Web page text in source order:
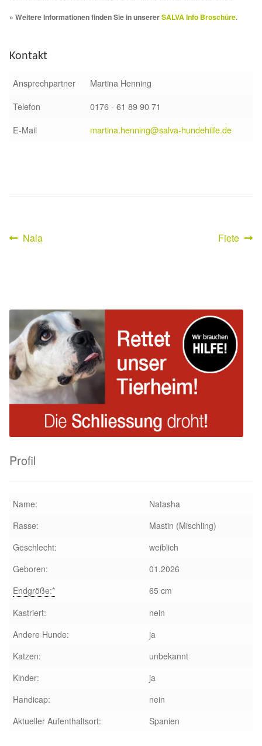
Notnasen mit Handicap
Wichtige Gedanken vor der Adoption
Sicherheitsgeschirr
Mittelmeerkrankheiten
Zwingerhusten
Glückliche Fellnasen
Happy End Stories
Regenbogenbrücke
Unsere Partnertierheime
Partnertierheim La Linea in Spanien
Aktion „Hilfe La Linea“
Updates „Hilfe La Linea“
Partnertierheim in Polen
» Weitere Informationen finden Sie in unsererSALVA Info Broschüre.
Kontakt
Ansprechpartner
Martina Henning
Telefon
0176 - 61 89 90 71
E-Mail
martina.henning@salva-hundehilfe.de
Beitragsnavigation
Vorheriger
Nala
Nächster
Fiete
Profil
Name:
Natasha
Rasse:
Mastin (Mischling)
Geschlecht:
weiblich
Geboren:
01.2026
Endgröße:*
65 cm
Kastriert:
nein
Andere Hunde:
ja
Katzen:
unbekannt
Kinder:
ja
Handicap:
nein
Aktueller Aufenthaltsort:
Spanien